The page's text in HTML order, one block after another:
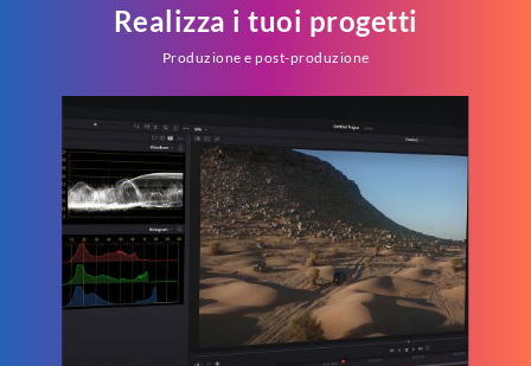
Realizza i tuoi progetti
Produzione e post-produzione